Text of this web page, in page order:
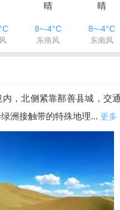
晴 晴
8~-4°C 8~-4°C
东南风 东南风
，北侧紧靠鄯善县城，交
洲接触带的特殊地理... 更多